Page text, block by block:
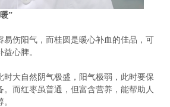
”
易伤阳气，而桂圆是暖心补血的佳品，可
心脾。
时大自然阴气极盛，阳气极弱，此时要保
。而红枣虽普通，但富含营养，能帮助人